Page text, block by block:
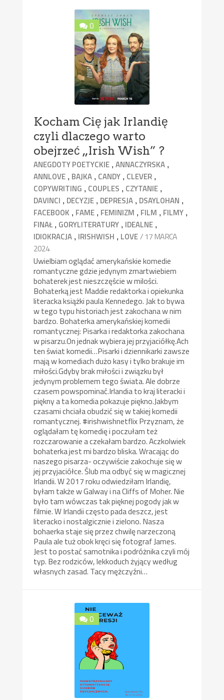
0
Kocham Cię jak Irlandię
czyli dlaczego warto
obejrzeć „Irish Wish” ?
ANEGDOTY POETYCKIE ,ANNACZYRSKA ,
ANNLOVE , BAJKA , CANDY , CLEVER ,
COPYWRITING , COUPLES , CZYTANIE ,
DAVINCI , DECYZJE , DEPRESJA , DSAYLOHAN ,
FACEBOOK , FAME , FEMINIZM , FILM , FILMY ,
FINAŁ , GORYLITERATURY , IDEALNE ,
IDIOKRACJA , IRISHWISH , LOVE/ 17 MARCA
2024
Uwielbiam oglądać amerykańskie komedie
romantyczne gdzie jedynym zmartwiebiem
bohaterek jest nieszczęście w milości.
Bohaterką jest Maddie redaktorka i opiekunka
literacka książki paula Kennedego. Jak to bywa
w tego typu historiach jest zakochana w nim
bardzo. Bohaterka amerykańskiej komedii
romantycznej: Pisarka i redaktorka zakochana
w pisarzu.On jednak wybiera jej przyjaciółkę.Ach
ten świat komedii…Pisarki i dziennikarki zawsze
mają w komediach dużo kasy i tylko brakuje im
miłości.Gdyby brak miłości i związku był
jedynym problemem tego świata. Ale dobrze
czasem powspominać.Irlandia to kraj literacki i
piękny a ta komedia pokazuje piękno.Jakbym
czasami chciała obudzić się w takiej komedii
romantycznej. #irishwishnetflix Przyznam, że
oglądałam tę komedię i poczułam też
rozczarowanie a czekałam bardzo. Aczkolwiek
bohaterka jest mi bardzo bliska. Wracając do
naszego pisarza- oczywiście zakochuje się w
jej przyjaciółce. Ślub ma odbyć się w magicznej
Irlandii. W 2017 roku odwiedziłam Irlandię,
byłam także w Galway i na Cliffs of Moher. Nie
było tam wówczas tak pięknej pogody jak w
filmie. W Irlandii często pada deszcz, jest
literacko i nostalgicznie i zielono. Nasza
bohaerka staje się przez chwilę narzeczoną
Paula ale tuż obok kręci się fotograf James.
Jest to postać samotnika i podróżnika czyli mój
typ. Bez rodziców, lekkoduch żyjący według
własnych zasad. Tacy mężczyźni…
0